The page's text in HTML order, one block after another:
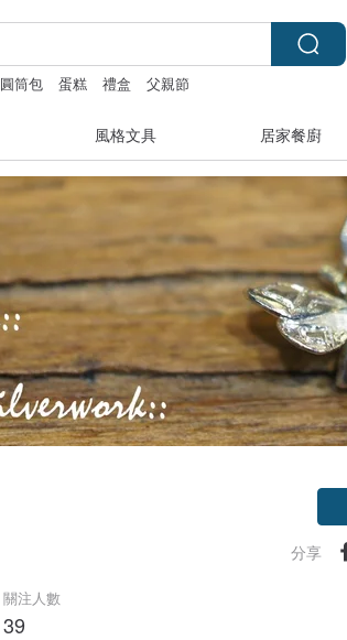
圓筒包 蛋糕 禮盒 父親節
風格文具 居家餐廚
關注人數
39
分享